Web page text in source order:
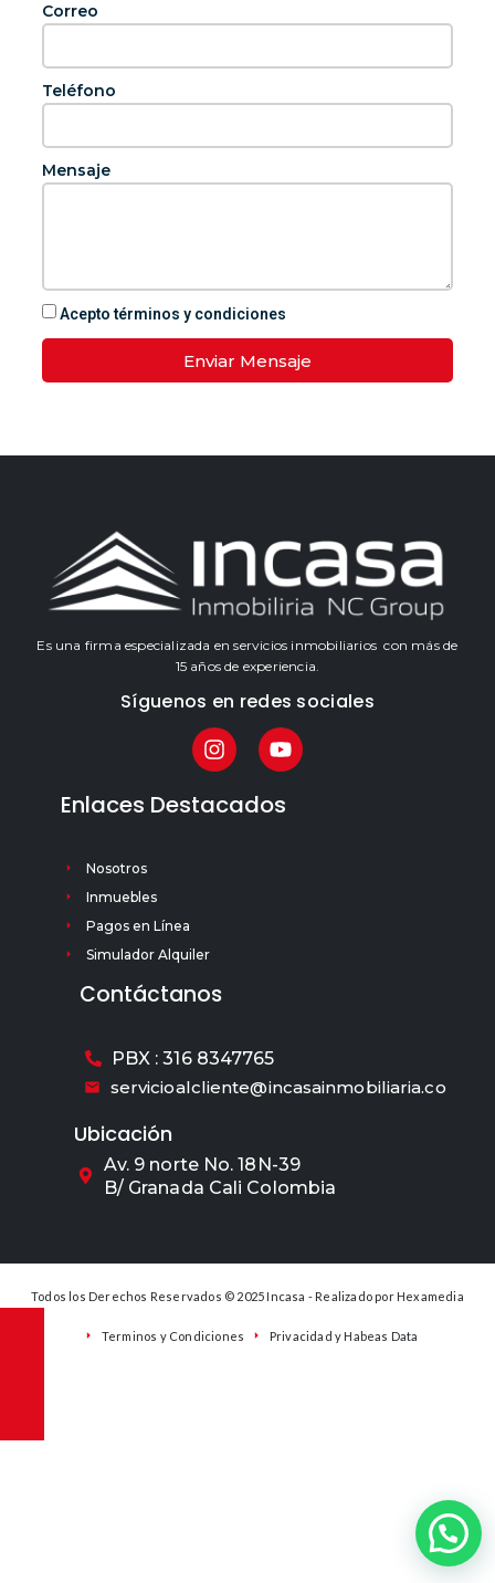
Correo
Teléfono
Mensaje
Acepto términos y condiciones
Enviar Mensaje
Es una firma especializada en servicios inmobiliarios con más de
15 años de experiencia.
Síguenos en redes sociales
Enlaces Destacados
Nosotros
Inmuebles
Pagos en Línea
Simulador Alquiler
Contáctanos
PBX : 316 8347765
servicioalcliente@incasainmobiliaria.co
Ubicación
Av. 9 norte No. 18N-39
B/ Granada Cali Colombia
Todos los Derechos Reservados © 2025 Incasa - Realizado por Hexamedia
Terminos y Condiciones Privacidad y Habeas Data